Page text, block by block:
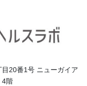
20番1号 ニューガイア
階